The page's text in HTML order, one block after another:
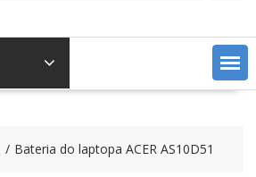
Bateria do laptopa ACER AS10D51